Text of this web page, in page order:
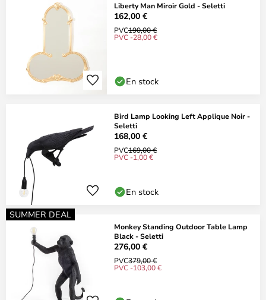
Liberty Man Miroir Gold - Seletti
162,00 €
PVC190,00 €
PVC -28,00 €
En stock
Bird Lamp Looking Left Applique Noir -
Seletti
168,00 €
PVC169,00 €
PVC -1,00 €
En stock
SUMMER DEAL
Monkey Standing Outdoor Table Lamp
Black - Seletti
276,00 €
PVC379,00 €
PVC -103,00 €